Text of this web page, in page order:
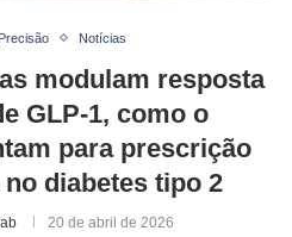
Notícias
modulam resposta
GLP-1, como o
para prescrição
diabetes tipo 2
20 de abril de 2026